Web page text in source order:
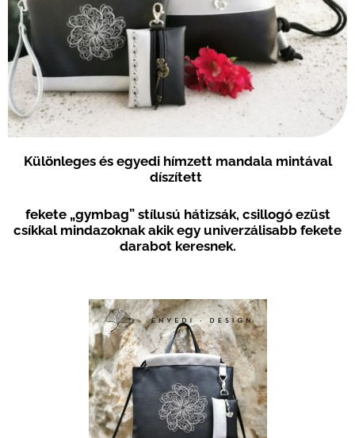
Különleges és egyedi hímzett mandala mintával
díszített
fekete „gymbag” stílusú hátizsák, csillogó ezüst
csíkkal mindazoknak akik egy univerzálisabb fekete
darabot keresnek.